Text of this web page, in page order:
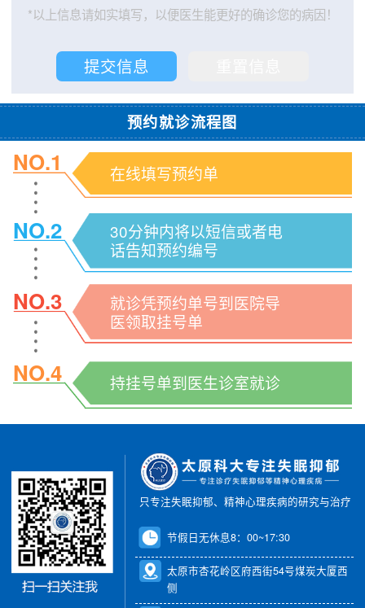
*以上信息请如实填写，以便医生能更好的确诊您的病因！
预约就诊流程图
NO.1 在线填写预约单
NO.2
30分钟内将以短信或者电
话告知预约编号
NO.3
就诊凭预约单号到医院导
医领取挂号单
NO.4 持挂号单到医生诊室就诊
只专注失眠抑郁、精神心理疾病的研究与治疗
节假日无休息8：00~17:30
太原市杏花岭区府西街54号煤炭大厦西
侧